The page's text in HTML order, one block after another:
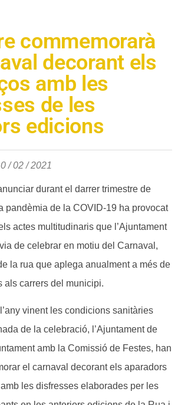
commemorarà
decorant els
amb les
de les
edicions
/ 02 / 2021
durant el darrer trimestre de
pandèmia de la COVID-19 ha provocat
actes multitudinaris que l’Ajuntament
de celebrar en motiu del Carnaval,
la rua que aplega anualment a més de
als carrers del municipi.
vinent les condicions sanitàries
de la celebració, l’Ajuntament de
amb la Comissió de Festes, han
el carnaval decorant els aparadors
les disfresses elaborades per les